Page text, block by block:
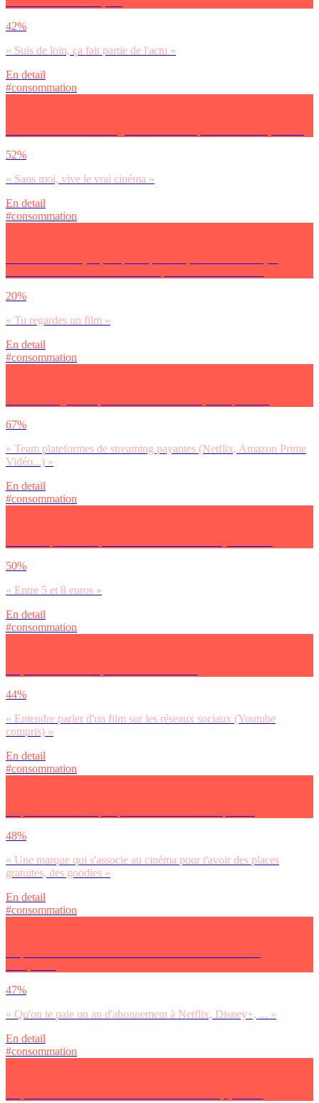
42%
« Suis de loin, ça fait partie de l'actu »
En detail
#consommation
52%
« Sans moi, vive le vrai cinéma »
En detail
#consommation
20%
« Tu regardes un film »
En detail
#consommation
67%
« Team plateformes de streaming payantes (Netflix, Amazon Prime
Vidéo...) »
En detail
#consommation
50%
« Entre 5 et 8 euros »
En detail
#consommation
44%
« Entendre parler d'un film sur les réseaux sociaux (Youtube
compris) »
En detail
#consommation
48%
« Une marque qui s'associe au cinéma pour t'avoir des places
gratuites, des goodies »
En detail
#consommation
47%
« Qu'on te paie un an d'abonnement à Netflix, Disney+, ... »
En detail
#consommation